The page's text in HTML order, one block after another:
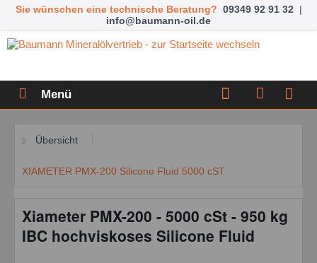
Sie wünschen eine technische Beratung? 09349 92 91 32 |
info@baumann-oil.de
Menü
Übersicht
XIAMETER PMX-200 Silicone Fluid 5000 cST
Xiameter PMX-200 - 5000 cSt - 950 kg
IBC hochviskoses Silicone Fluid